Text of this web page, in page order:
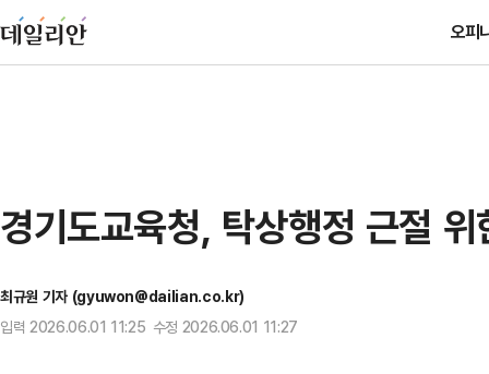
오피
경기도교육청, 탁상행정 근절
최규원 기자 (gyuwon@dailian.co.kr)
입력 2026.06.01 11:25 수정 2026.06.01 11:27